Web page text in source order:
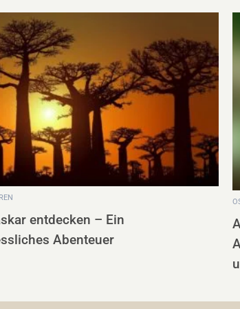
Mantadia Nationalpark –
mitten in Madagaskars